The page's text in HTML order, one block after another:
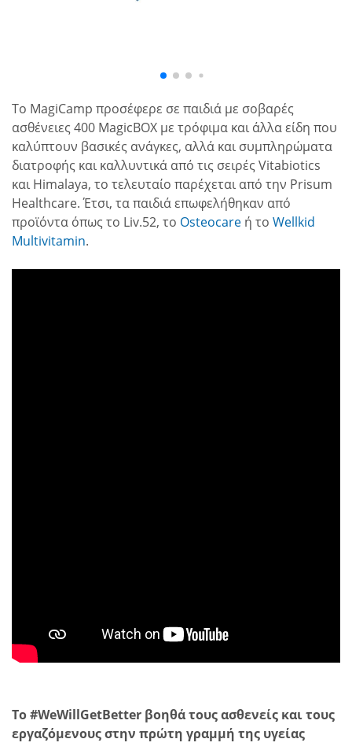
Το MagiCamp προσέφερε σε παιδιά με σοβαρές
ασθένειες 400 MagicBOX με τρόφιμα και άλλα είδη που
καλύπτουν βασικές ανάγκες, αλλά και συμπληρώματα
διατροφής και καλλυντικά από τις σειρές Vitabiotics
και Himalaya, το τελευταίο παρέχεται από την Prisum
Healthcare. Έτσι, τα παιδιά επωφελήθηκαν από
προϊόντα όπως το Liv.52, το Osteocare ή το Wellkid
Multivitamin.
Το #WeWillGetBetter βοηθά τους ασθενείς και τους
εργαζόμενους στην πρώτη γραμμή της υγείας